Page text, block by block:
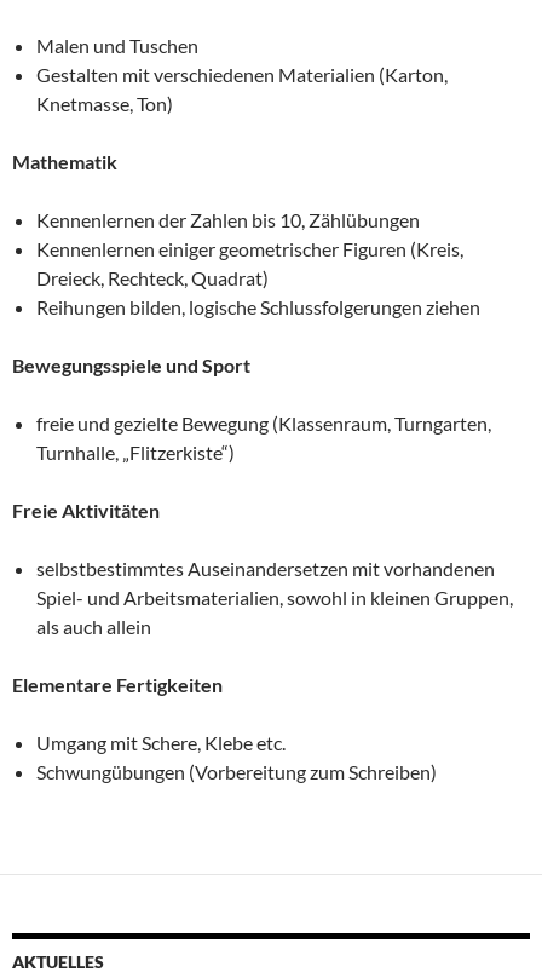
Malen und Tuschen
Gestalten mit verschiedenen Materialien (Karton,
Knetmasse, Ton)
Mathematik
Kennenlernen der Zahlen bis 10, Zählübungen
Kennenlernen einiger geometrischer Figuren (Kreis,
Dreieck, Rechteck, Quadrat)
Reihungen bilden, logische Schlussfolgerungen ziehen
Bewegungsspiele und Sport
freie und gezielte Bewegung (Klassenraum, Turngarten,
Turnhalle, „Flitzerkiste“)
Freie Aktivitäten
selbstbestimmtes Auseinandersetzen mit vorhandenen
Spiel- und Arbeitsmaterialien, sowohl in kleinen Gruppen,
als auch allein
Elementare Fertigkeiten
Umgang mit Schere, Klebe etc.
Schwungübungen (Vorbereitung zum Schreiben)
AKTUELLES